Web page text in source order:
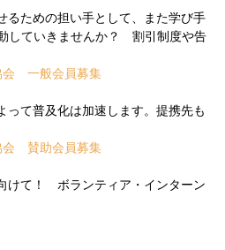
ための担い手として、また学び手
していきませんか？ 割引制度や告
会 一般会員募集
て普及化は加速します。提携先も
会 賛助会員募集
けて！ ボランティア・インターン